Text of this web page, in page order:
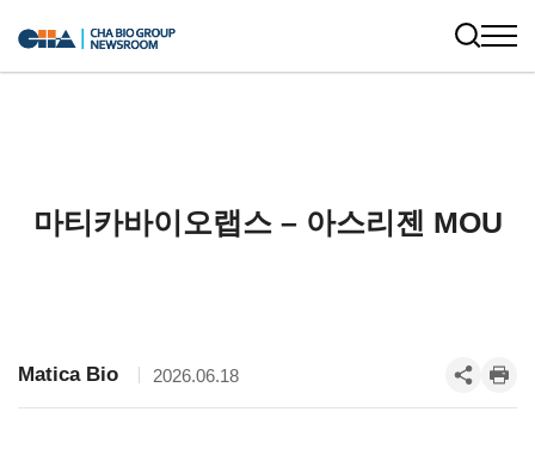
마티카바이오랩스 – 아스리젠 MOU
Matica Bio 2026.06.18